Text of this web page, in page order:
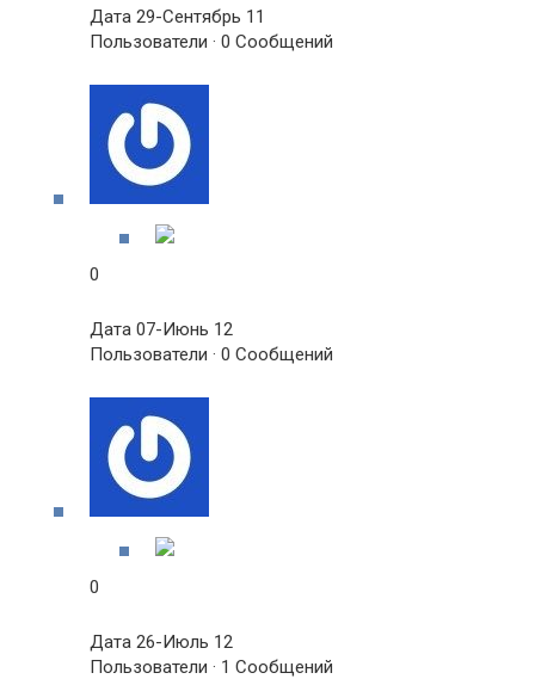
Дата 29-Сентябрь 11
Пользователи · 0 Сообщений
0
Дата 07-Июнь 12
Пользователи · 0 Сообщений
0
Дата 26-Июль 12
Пользователи · 1 Сообщений